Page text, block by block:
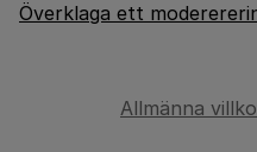
Överklaga ett
Allmänna